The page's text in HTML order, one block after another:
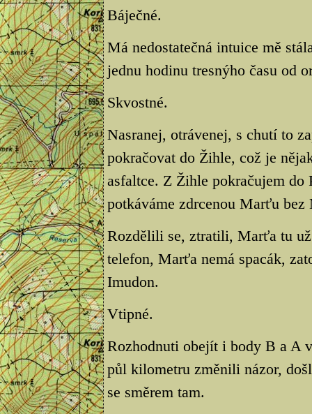
Báječné.
Má nedostatečná intuice mě
jednu hodinu tresnýho času od
Skvostné.
Nasranej, otrávenej, s chutí to
pokračovat do Žihle, což je
asfaltce. Z Žihle pokračujem
potkáváme zdrcenou Marťu
Rozdělili se, ztratili, Marťa tu
telefon, Marťa nemá spacák,
Imudon.
Vtipné.
Rozhodnuti obejít i body B a A
půl kilometru změnili názor,
se směrem tam.